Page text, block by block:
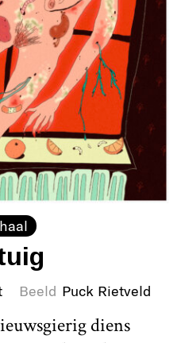
Beeld Puck Rietveld
diens